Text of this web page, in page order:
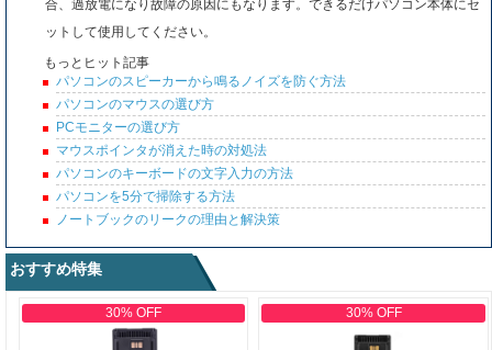
合、過放電になり故障の原因にもなります。できるだけパソコン本体にセ
ットして使用してください。
もっとヒット記事
パソコンのスピーカーから鳴るノイズを防ぐ方法
パソコンのマウスの選び方
PCモニターの選び方
マウスポインタが消えた時の対処法
パソコンのキーボードの文字入力の方法
パソコンを5分で掃除する方法
ノートブックのリークの理由と解決策
おすすめ特集
30% OFF 30% OFF